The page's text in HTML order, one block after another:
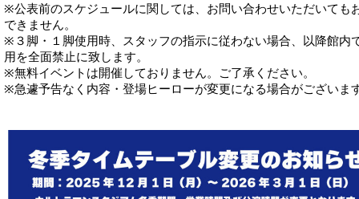
※公表前のスケジュールに関しては、お問い合わせいただいても
できません。
※３脚・１脚使用時、スタッフの指示に従わない場合、以降館内
用を全面禁止に致します。
※無料イベントは開催しておりません。ご了承ください。
※急遽予告なく内容・登場ヒーローが変更になる場合がございま